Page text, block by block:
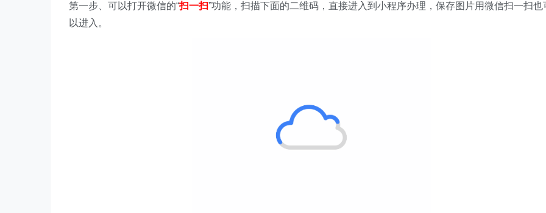
第一步、 可以打开微信的“扫一扫”功能，扫描下面的二维码，直接进入到小程序办理，保存图片用微信扫一扫也
以进入。